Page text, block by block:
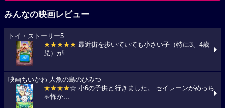
みんなの映画レビュー
トイ・ストーリー5
★★★★★ 最近街を歩いていても小さい子（特に3、4歳
児）がi...
映画ちいかわ 人魚の島のひみつ
★★★★☆ 小6の子供と行きました。 セイレーンがめっち
ゃ怖か...